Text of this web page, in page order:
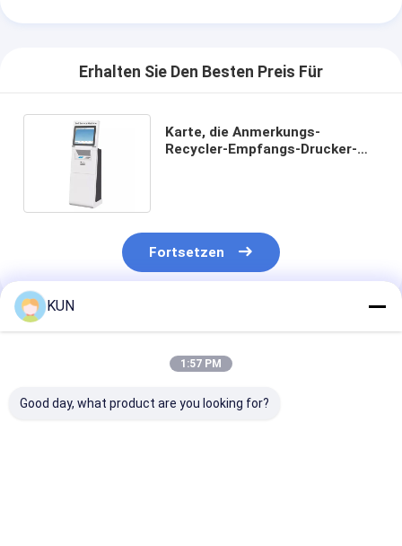
Erhalten Sie Den Besten Preis Für
Karte, die Anmerkungs-
Recycler-Empfangs-Drucker-
Fortsetzen
Empfohlene Produkte
KUN
1:57 PM
Good day, what product are you looking for?